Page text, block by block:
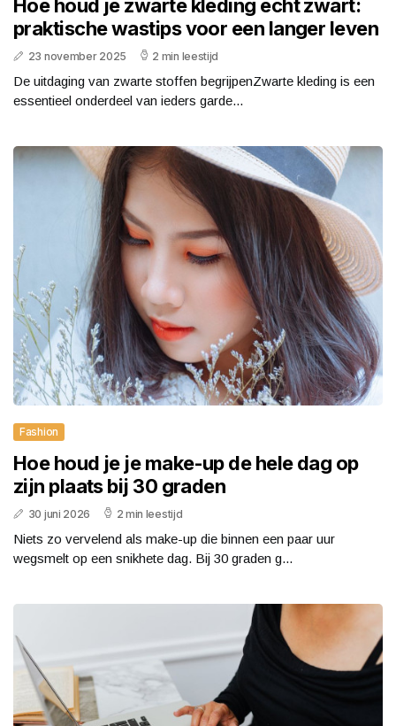
Hoe houd je zwarte kleding écht zwart:
praktische wastips voor een langer leven
23 november 2025 2 min leestijd
De uitdaging van zwarte stoffen begrijpenZwarte kleding is een
essentieel onderdeel van ieders garde...
Fashion
Hoe houd je je make-up de hele dag op
zijn plaats bij 30 graden
30 juni 2026 2 min leestijd
Niets zo vervelend als make-up die binnen een paar uur
wegsmelt op een snikhete dag. Bij 30 graden g...